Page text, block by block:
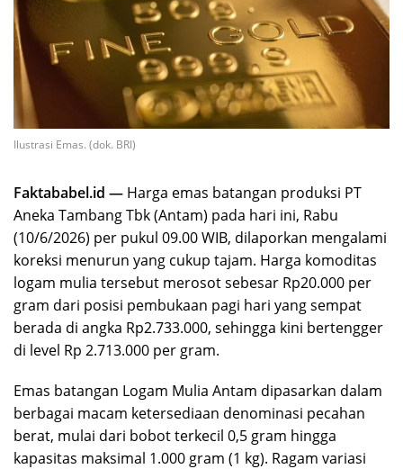
Ilustrasi Emas. (dok. BRI)
Faktababel.id — Harga emas batangan produksi PT
Aneka Tambang Tbk (Antam) pada hari ini, Rabu
(10/6/2026) per pukul 09.00 WIB, dilaporkan mengalami
koreksi menurun yang cukup tajam. Harga komoditas
logam mulia tersebut merosot sebesar Rp20.000 per
gram dari posisi pembukaan pagi hari yang sempat
berada di angka Rp2.733.000, sehingga kini bertengger
di level Rp 2.713.000 per gram.
Emas batangan Logam Mulia Antam dipasarkan dalam
berbagai macam ketersediaan denominasi pecahan
berat, mulai dari bobot terkecil 0,5 gram hingga
kapasitas maksimal 1.000 gram (1 kg). Ragam variasi